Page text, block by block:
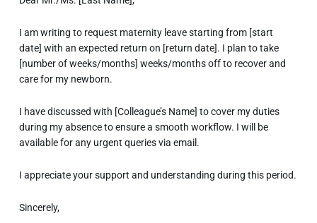
I am writing to request maternity leave starting from [start
date] with an expected return on [return date]. I plan to take
[number of weeks/months] weeks/months off to recover and
care for my newborn.
I have discussed with [Colleague’s Name] to cover my duties
during my absence to ensure a smooth workflow. I will be
available for any urgent queries via email.
I appreciate your support and understanding during this period.
Sincerely,